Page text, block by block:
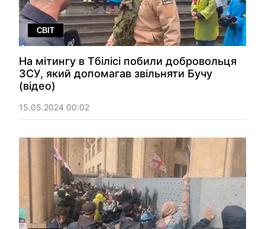
СВІТ
На мітингу в Тбілісі побили добровольця
ЗСУ, який допомагав звільняти Бучу
(відео)
15.05.2024 00:02